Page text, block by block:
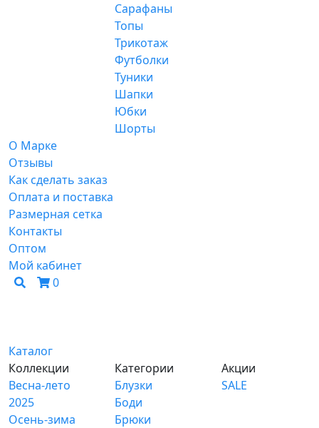
Сарафаны
Топы
Трикотаж
Футболки
Туники
Шапки
Юбки
Шорты
О Марке
Отзывы
Как сделать заказ
Оплата и поставка
Размерная сетка
Контакты
Оптом
Мой кабинет
0
Каталог
Коллекции
Весна-лето
2025
Осень-зима
Категории
Блузки
Боди
Брюки
Акции
SALE